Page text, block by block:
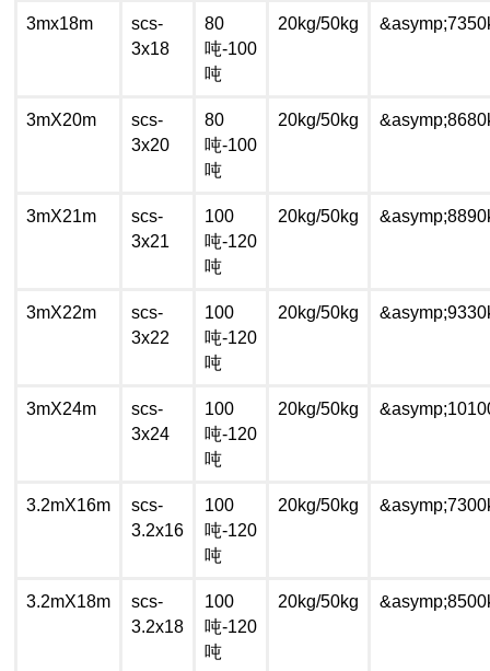
3mx18m
scs-
3x18
80
吨-100
吨
20kg/50kg
3mX20m
scs-
3x20
80
吨-100
吨
20kg/50kg
3mX21m
scs-
3x21
100
吨-120
吨
20kg/50kg
3mX22m
scs-
3x22
100
吨-120
吨
20kg/50kg
3mX24m
scs-
3x24
100
吨-120
吨
20kg/50kg
3.2mX16m
scs-
3.2x16
100
吨-120
吨
20kg/50kg
3.2mX18m
scs-
3.2x18
100
吨-120
吨
20kg/50kg